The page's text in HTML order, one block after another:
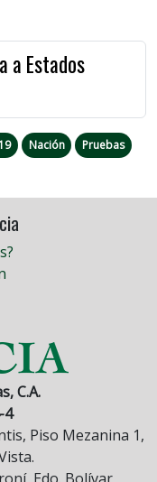
a Estados
Nación
Pruebas
C.A.
4
Piso Mezanina 1,